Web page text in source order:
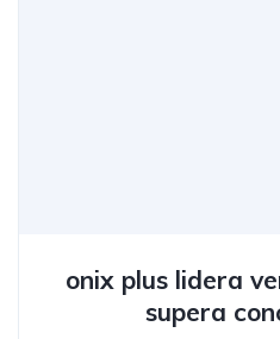
onix plus lidera
supera